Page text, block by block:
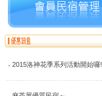
2015洛神花季系列活動開始囉!